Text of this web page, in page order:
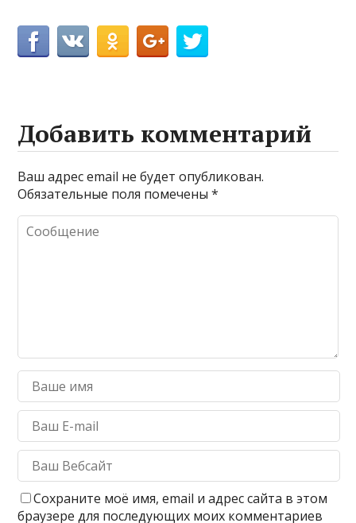
Добавить комментарий
Ваш адрес email не будет опубликован.
Обязательные поля помечены*
Сохраните моё имя, email и адрес сайта в этом
браузере для последующих моих комментариев